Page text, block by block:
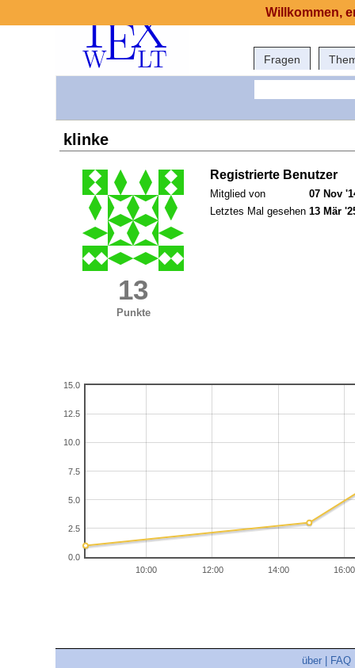
Fragen
klinke
13
Punkte
Registrierte Benutzer
Mitglied von
07 Nov
Letztes Mal gesehen 13 Mär
10:00 12:00 14:00 16:00
0.0
2.5
5.0
7.5
10.0
12.5
15.0
über FAQ
Willkommen,